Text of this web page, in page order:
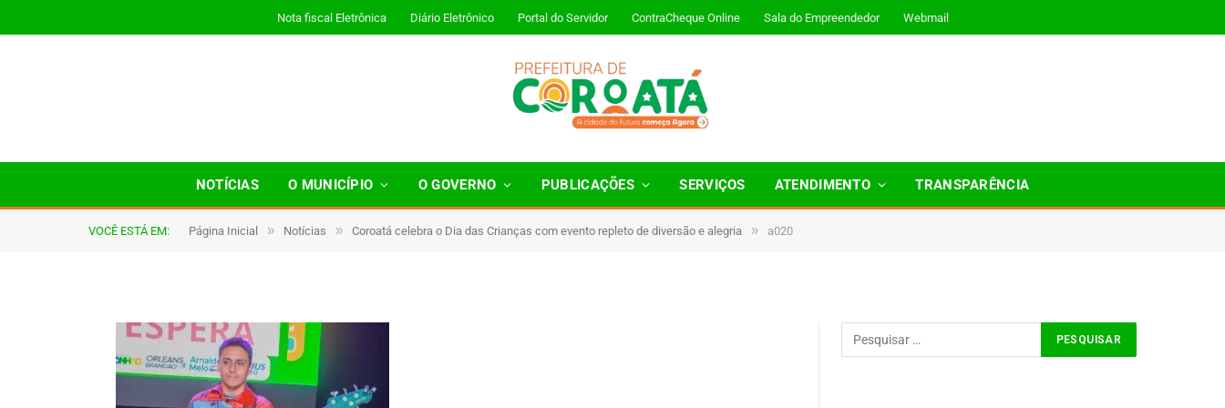
Nota fiscal Eletrônica Diário Eletrônico Portal do Servidor ContraCheque Online Sala do Empreendedor Webmail
NOTÍCIAS O MUNICÍPIO O GOVERNO PUBLICAÇÕES SERVIÇOS ATENDIMENTO TRANSPARÊNCIA
VOCÊ ESTÁ EM: Página Inicial » Notícias » Coroatá celebra o Dia das Crianças com evento repleto de diversão e alegria » a020